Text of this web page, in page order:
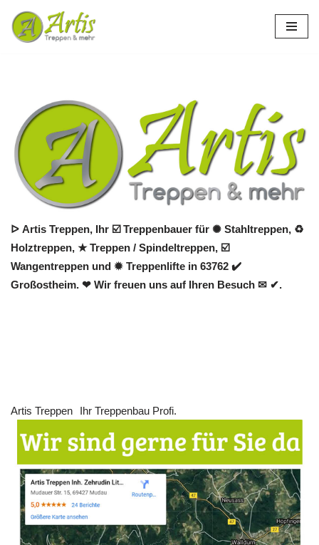
Zum
ᐅ Artis Treppen, Ihr ☑️ Treppenbauer für ✺ Stahltreppen, ♻
Holztreppen, ★ Treppen / Spindeltreppen, ☑️
Wangentreppen und ✹ Treppenlifte in 63762 ✔️
Großostheim. ❤ Wir freuen uns auf Ihren Besuch ✉ ✔.
Artis Treppen Ihr Treppenbau Profi.